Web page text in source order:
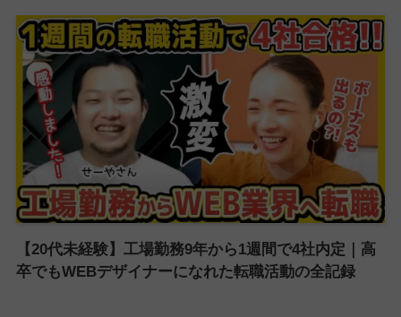
【20代未経験】工場勤務9年から1週間で4社内定｜高
卒でもWEBデザイナーになれた転職活動の全記録